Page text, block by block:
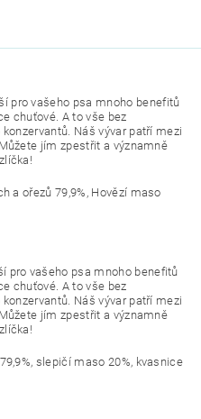
pro vašeho psa mnoho benefitů
chuťové. A to vše bez
Náš vývar patří mezi
jím zpestřit a významně
a ořezů 79,9%, Hovězí maso
pro vašeho psa mnoho benefitů
chuťové. A to vše bez
Náš vývar patří mezi
jím zpestřit a významně
slepičí maso 20%, kvasnice